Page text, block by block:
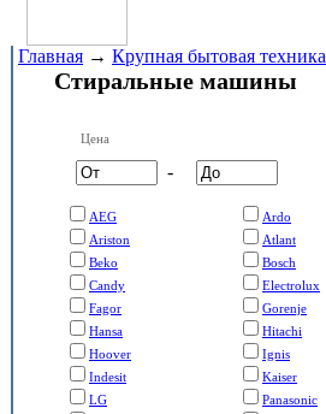
Главная → Крупная бытовая техника
Стиральные машины
Цена
-
AEG
Ardo
Ariston
Atlant
Beko
Bosch
Candy
Electrolux
Fagor
Gorenje
Hansa
Hitachi
Hoover
Ignis
Indesit
Kaiser
LG
Panasonic